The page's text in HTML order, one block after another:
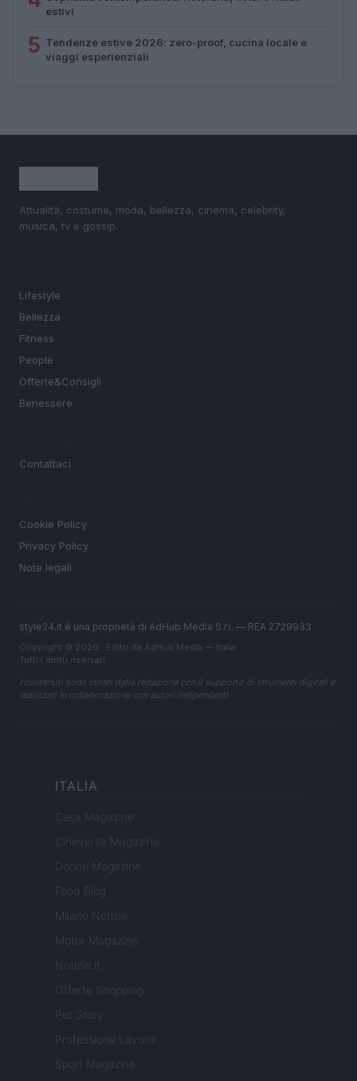
estivi
5 Tendenze estive 2026: zero-proof, cucina locale e
viaggi esperienziali
Attualità, costume, moda, bellezza, cinema, celebrity,
musica, tv e gossip.
Lifestyle
Bellezza
Fitness
People
Offerte&Consigli
Benessere
Contattaci
Cookie Policy
Privacy Policy
Note legali
style24.it è una proprietà di AdHub Media S.r.l. — REA 2729933
Copyright © 2026 · Edito da AdHub Media — Italia
Tutti i diritti riservati
I contenuti sono curati dalla redazione con il supporto di strumenti digitali e
realizzati in collaborazione con autori indipendenti.
ITALIA
Casa Magazine
Cineverse Magazine
Donne Magazine
Food Blog
Milano Notizie
Motor Magazine
Notizie.it
Offerte Shopping
Pet Story
Professione Lavoro
Sport Magazine